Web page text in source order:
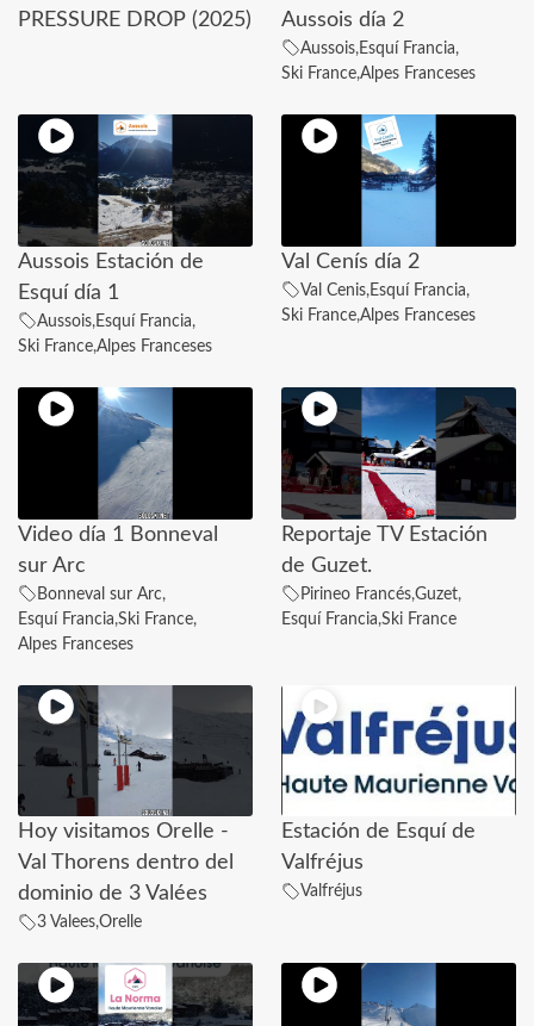
PRESSURE DROP (2025)
Aussois día 2
Aussois,Esquí Francia,
Ski France,Alpes Franceses
Aussois Estación de
Esquí día 1
Aussois,Esquí Francia,
Ski France,Alpes Franceses
Val Cenís día 2
Val Cenis,Esquí Francia,
Ski France,Alpes Franceses
Video día 1 Bonneval
sur Arc
Bonneval sur Arc,
Esquí Francia,Ski France,
Alpes Franceses
Reportaje TV Estación
de Guzet.
Pirineo Francés,Guzet,
Esquí Francia,Ski France
Hoy visitamos Orelle -
Val Thorens dentro del
dominio de 3 Valées
3 Valees,Orelle
Estación de Esquí de
Valfréjus
Valfréjus